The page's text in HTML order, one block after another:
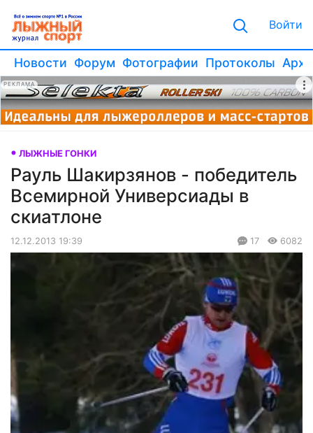
Войти
Новости Форум Фотографии Протоколы
РЕКЛАМА
ЛЫЖНЫЕ ГОНКИ
Рауль Шакирзянов - победитель
Всемирной Универсиады в
скиатлоне
12.12.2013 19:39 17 6082